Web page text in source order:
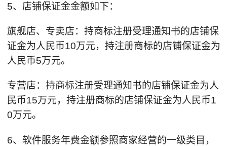
5、店铺保证金金额如下：
旗舰店、专卖店：持商标注册受理通知书的店铺保
证金为人民币10万元，持注册商标的店铺保证金为
人民币5万元。
专营店：持商标注册受理通知书的店铺保证金为人
民币15万元，持注册商标的店铺保证金为人民币1
0万元。
6、软件服务年费金额参照商家经营的一级类目，